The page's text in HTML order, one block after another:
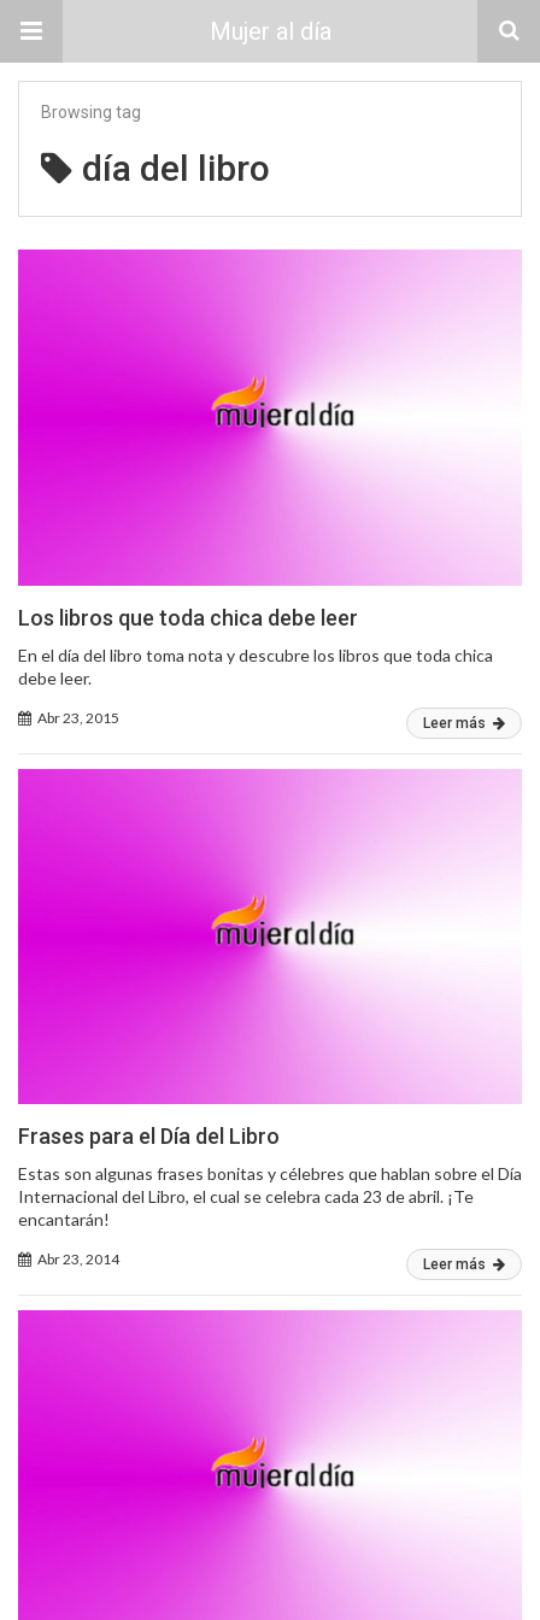
Mujer al día
Browsing tag
día del libro
Los libros que toda chica debe leer
En el día del libro toma nota y descubre los libros que toda chica
debe leer.
Abr 23, 2015 Leer más
Frases para el Día del Libro
Estas son algunas frases bonitas y célebres que hablan sobre el Día
Internacional del Libro, el cual se celebra cada 23 de abril. ¡Te
encantarán!
Abr 23, 2014 Leer más